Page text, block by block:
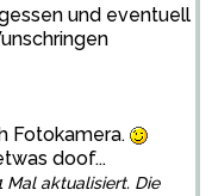
und eventuell
Fotokamera.
doof...
Mal aktualisiert. Die